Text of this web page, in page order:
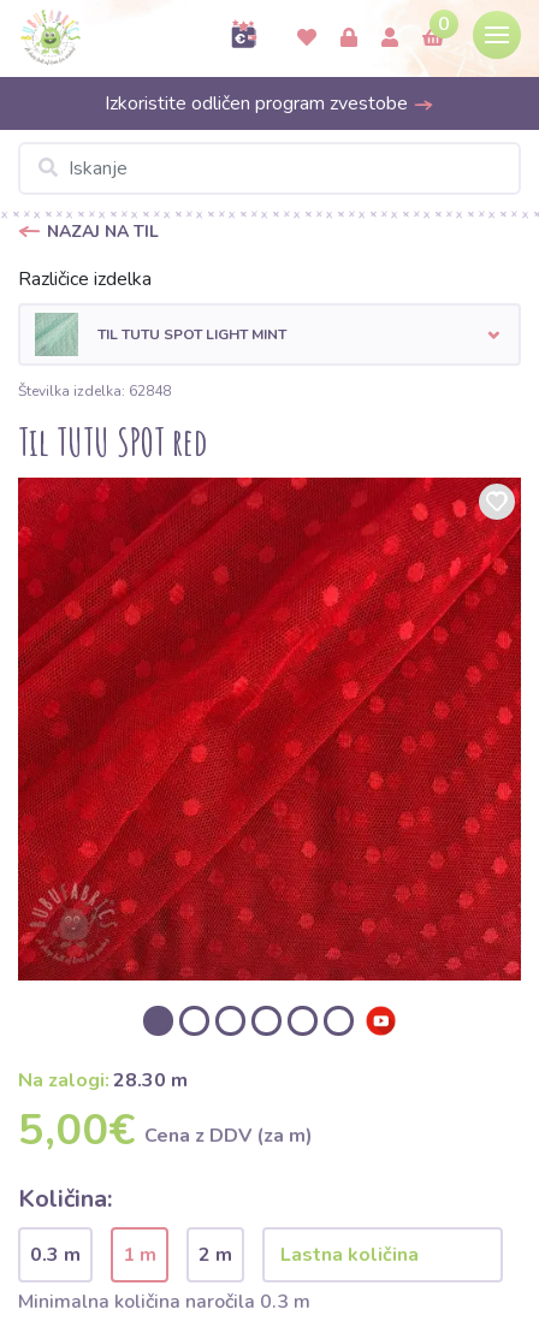
0
Izkoristite odličen program zvestobe
NAZAJ NA TIL
Različice izdelka
TIL TUTU SPOT LIGHT MINT
Številka izdelka: 62848
Til TUTU SPOT red
Na zalogi:28.30 m
5,00€ Cena z DDV (za m)
Količina:
0.3 m 1 m
2 m
Minimalna količina naročila 0.3 m